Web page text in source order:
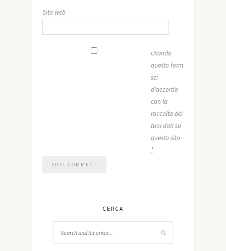
Sito web
Usando
questo form
sei
d'accordo
con la
raccolta dei
tuoi dati su
questo sito
*
CERCA